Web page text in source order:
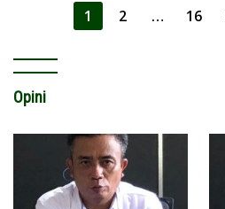
Paginasi1 2 … 16
Opini